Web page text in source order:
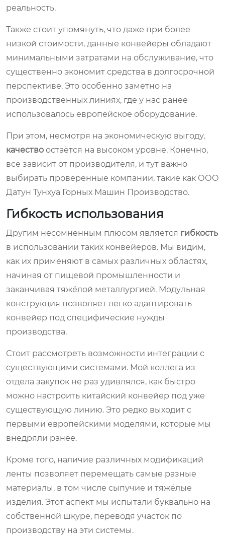
реальность.
Также стоит упомянуть, что даже при более
низкой стоимости, данные конвейеры обладают
минимальными затратами на обслуживание, что
существенно экономит средства в долгосрочной
перспективе. Это особенно заметно на
производственных линиях, где у нас ранее
использовалось европейское оборудование.
При этом, несмотря на экономическую выгоду,
качество остаётся на высоком уровне. Конечно,
всё зависит от производителя, и тут важно
выбирать проверенные компании, такие как ООО
Датун Тунхуа Горных Машин Производство.
Гибкость использования
Другим несомненным плюсом является гибкость
в использовании таких конвейеров. Мы видим,
как их применяют в самых различных областях,
начиная от пищевой промышленности и
заканчивая тяжёлой металлургией. Модульная
конструкция позволяет легко адаптировать
конвейер под специфические нужды
производства.
Стоит рассмотреть возможности интеграции с
существующими системами. Мой коллега из
отдела закупок не раз удивлялся, как быстро
можно настроить китайский конвейер под уже
существующую линию. Это редко выходит с
первыми европейскими моделями, которые мы
внедряли ранее.
Кроме того, наличие различных модификаций
ленты позволяет перемещать самые разные
материалы, в том числе сыпучие и тяжёлые
изделия. Этот аспект мы испытали буквально на
собственной шкуре, переводя участок по
производству на эти системы.